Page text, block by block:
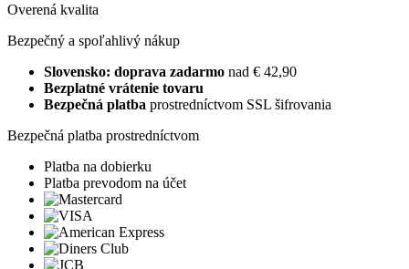
Overená kvalita
Bezpečný a spoľahlivý nákup
Slovensko: doprava zadarmo nad € 42,90
Bezplatné vrátenie tovaru
Bezpečná platba prostredníctvom SSL šifrovania
Bezpečná platba prostredníctvom
Platba na dobierku
Platba prevodom na účet